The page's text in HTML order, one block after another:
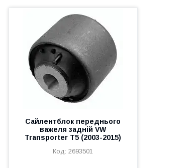
Сайлентблок переднього
важеля задній VW
Transporter T5 (2003-2015)
2693501